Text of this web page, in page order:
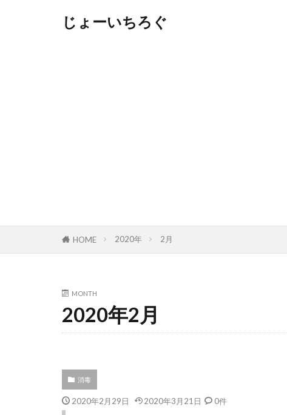
じょーいちろぐ
HOME 2020年 2月
MONTH
2020年2月
消毒
2020年2月29日 2020年3月21日 0件